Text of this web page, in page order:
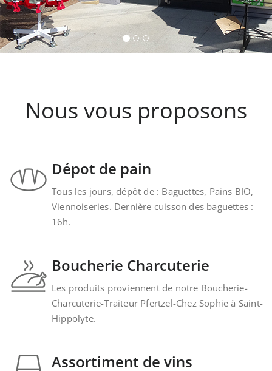
Nous vous proposons un assortiments de
provenant de la cave Les Faîtières à
Kintzheim-St-Hippolyte.
Nous vous proposons
Dépot de pain
Tous les jours, dépôt de : Baguettes, Pains BIO,
Viennoiseries. Dernière cuisson des baguettes :
16h.
Boucherie Charcuterie
Les produits proviennent de notre Boucherie-
Charcuterie-Traiteur Pfertzel-Chez Sophie à Saint-
Hippolyte.
Assortiment de vins